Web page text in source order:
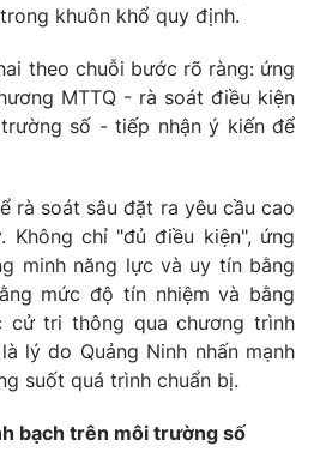
hình Việt Nam
VTV
và báo điện tử số 483/GP-BTTTT
Thị Mỹ Hạnh, Phạm Quốc Thắng,
931 - 024.38 355 932
024.66 897 897
khuôn khổ quy định.
theo chuỗi bước rõ ràng: ứng
MTTQ - rà soát điều kiện
số - tiếp nhận ý kiến để
rà soát sâu đặt ra yêu cầu cao
Không chỉ "đủ điều kiện", ứng
minh năng lực và uy tín bằng
mức độ tín nhiệm và bằng
cử tri thông qua chương trình
lý do Quảng Ninh nhấn mạnh
suốt quá trình chuẩn bị.
bạch trên môi trường số